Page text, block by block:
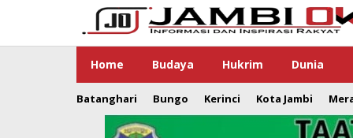
Home Budaya Hukrim Dunia
Batanghari Bungo Kerinci Kota Jambi